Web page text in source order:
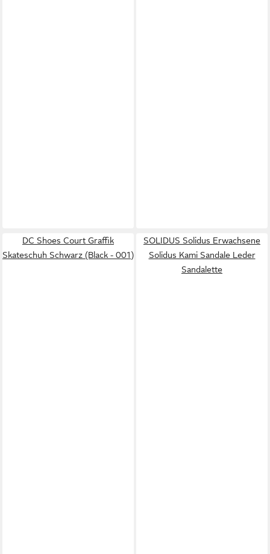
DC Shoes Court Graffik
Skateschuh Schwarz (Black - 001)
SOLIDUS Solidus Erwachsene
Solidus Kami Sandale Leder
Sandalette